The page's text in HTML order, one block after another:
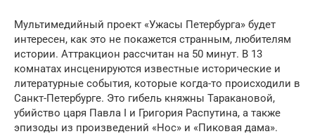
Мультимедийный проект «Ужасы Петербурга» будет
интересен, как это не покажется странным, любителям
истории. Аттракцион рассчитан на 50 минут. В 13
комнатах инсценируются известные исторические и
литературные события, которые когда-то происходили в
Санкт-Петербурге. Это гибель княжны Таракановой,
убийство царя Павла I и Григория Распутина, а также
эпизоды из произведений «Нос» и «Пиковая дама».